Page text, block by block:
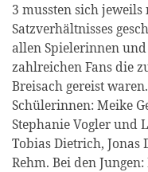
3 mussten sich
Satzverhältnisses
allen Spielerinnen
zahlreichen Fans die
Breisach gereist
Schülerinnen: Meike
Stephanie Vogler und
Tobias Dietrich,
Rehm. Bei den